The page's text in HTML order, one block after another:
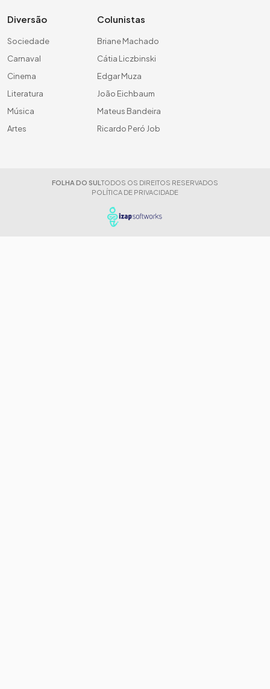
Diversão
Sociedade
Carnaval
Cinema
Literatura
Música
Artes
Colunistas
Briane Machado
Cátia Liczbinski
Edgar Muza
João Eichbaum
Mateus Bandeira
Ricardo Peró Job
FOLHA DO SUL TODOS OS DIREITOS RESERVADOS
POLÍTICA DE PRIVACIDADE